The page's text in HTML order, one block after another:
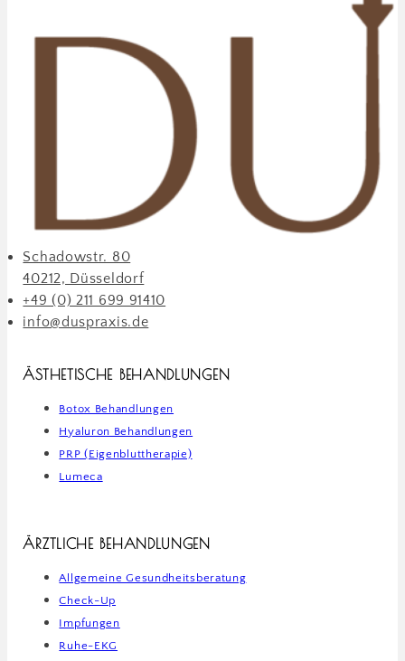
Schadowstr. 80
40212, Düsseldorf
+49 (0) 211 699 91410
info@duspraxis.de
ÄSTHETISCHE BEHANDLUNGEN
Botox Behandlungen
Hyaluron Behandlungen
PRP (Eigenbluttherapie)
Lumeca
ÄRZTLICHE BEHANDLUNGEN
Allgemeine Gesundheitsberatung
Check-Up
Impfungen
Ruhe-EKG